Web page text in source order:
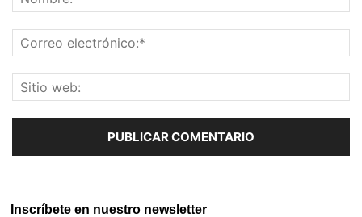
Inscríbete en nuestro newsletter